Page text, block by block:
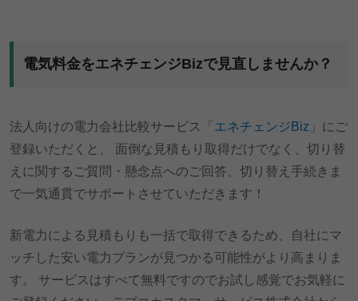
電気料金をエネチェンジBizで見直しませんか？
法人向けの電力会社比較サービス「 エネチェンジBiz 」にご
登録いただくと、 面倒な見積もり取得だけでなく、切り替
えに関するご質問・懸念点へのご回答、切り替え手続きま
で一気通貫でサポートさせていただきます！
新電力による見積もりも一括で取得できるため、自社にマ
ッチした安い電力プランが見つかる可能性がより高まりま
す。 サービスはすべて無料ですのでお試し感覚でお気軽に